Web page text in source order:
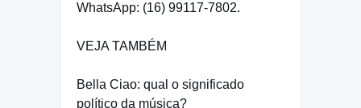
WhatsApp: (16) 99117-7802.
VEJA TAMBÉM
Bella Ciao: qual o significado
político da música?